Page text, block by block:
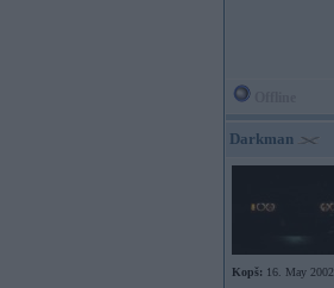
Darkman
Kopš: 16. May 2002